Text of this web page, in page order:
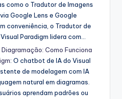
como o Tradutor de Imagens
Google Lens e Google
conveniência, o Tradutor de
Paradigm lidera com…
Como Funciona
: O chatbot de IA do Visual
de modelagem com IA
natural em diagramas.
aprendam padrões ou